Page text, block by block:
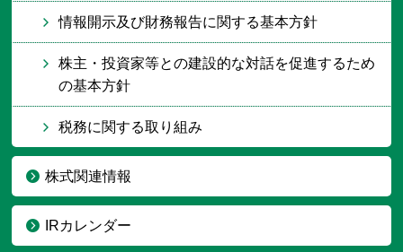
情報開示及び財務報告に関する基本方針
株主・投資家等との建設的な対話を促進するため
の基本方針
税務に関する取り組み
株式関連情報
IRカレンダー